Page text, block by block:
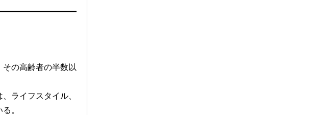
の高齢者の半数以
ライフスタイル、
。